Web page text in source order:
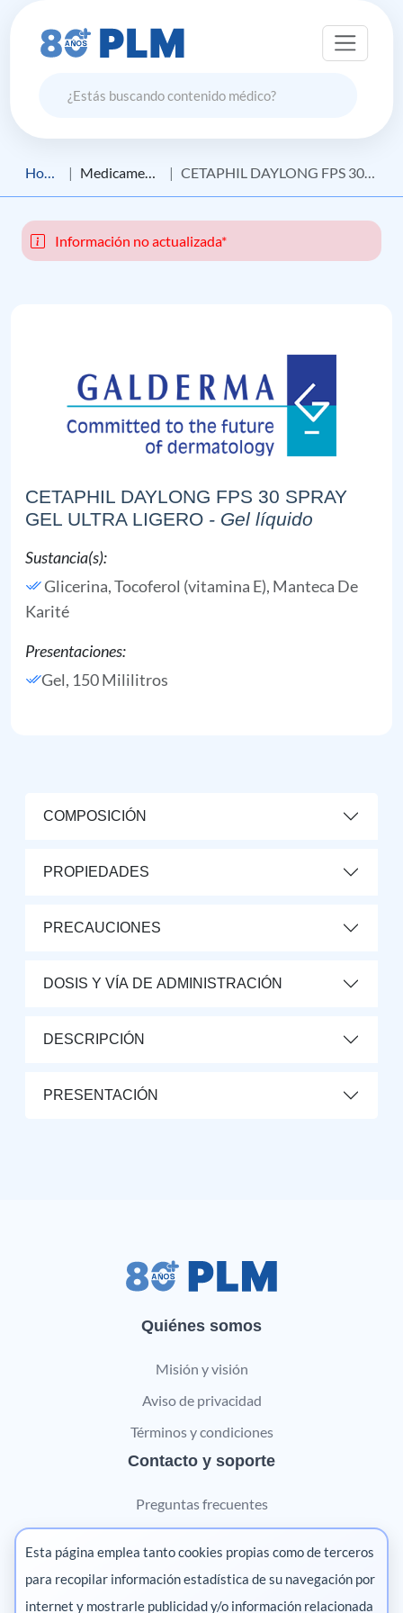
Home Medicamento CETAPHIL DAYLONG FPS 30 SPRAY GEL ULTRA LIGERO
Información no actualizada*
CETAPHIL DAYLONG FPS 30 SPRAY
GEL ULTRA LIGERO - Gel líquido
Sustancia(s):
Glicerina,Tocoferol (vitamina E), Manteca De
Karité
Presentaciones:
Gel, 150 Mililitros
COMPOSICIÓN
PROPIEDADES
PRECAUCIONES
DOSIS Y VÍA DE ADMINISTRACIÓN
DESCRIPCIÓN
PRESENTACIÓN
Quiénes somos
Misión y visión
Aviso de privacidad
Términos y condiciones
Contacto y soporte
Preguntas frecuentes
Contáctanos
Marketing digital
Pharma
Esta página emplea tanto cookies propias como de terceros
para recopilar información estadística de su navegación por
internet y mostrarle publicidad y/o información relacionada